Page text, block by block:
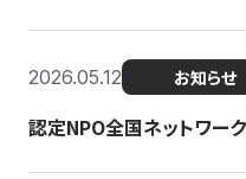
2026.05.12 お知らせ
認定NPO全国ネットワー